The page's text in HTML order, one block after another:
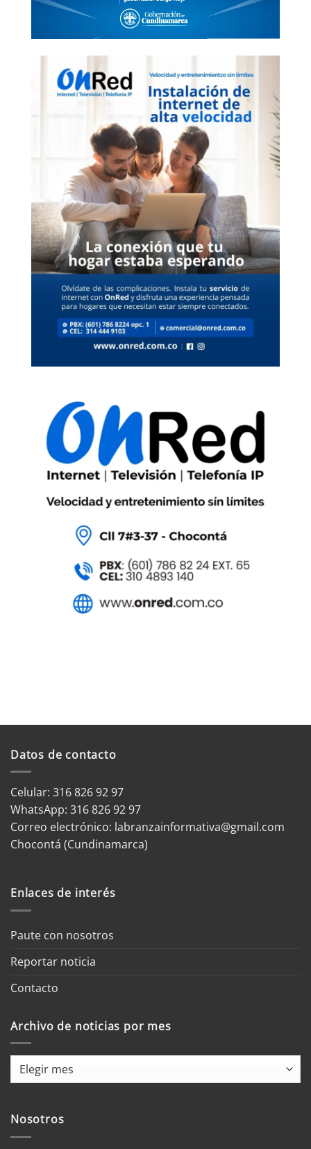
Datos de contacto
Celular: 316 826 92 97
WhatsApp: 316 826 92 97
Correo electrónico: labranzainformativa@gmail.com
Chocontá (Cundinamarca)
Enlaces de interés
Paute con nosotros
Reportar noticia
Contacto
Archivo de noticias por mes
Archivo
mes
Nosotros